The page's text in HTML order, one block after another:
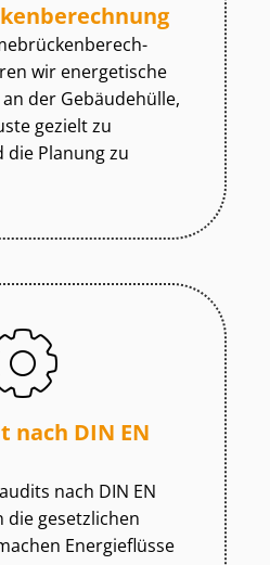
wir energetische
der Gebäudehülle,
gezielt zu
Planung zu
nach DIN EN
nach DIN EN
die gesetzlichen
Energieflüsse